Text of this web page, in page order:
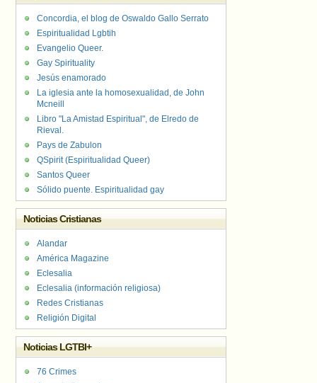
Concordia, el blog de Oswaldo Gallo Serrato
Espiritualidad Lgbtih
Evangelio Queer.
Gay Spirituality
Jesús enamorado
La iglesia ante la homosexualidad, de John
Mcneill
Libro "La Amistad Espiritual", de Elredo de
Rieval.
Pays de Zabulon
QSpirit (Espiritualidad Queer)
Santos Queer
Sólido puente. Espiritualidad gay
Noticias Cristianas
Alandar
América Magazine
Eclesalia
Eclesalia (información religiosa)
Redes Cristianas
Religión Digital
Noticias LGTBI+
76 Crimes